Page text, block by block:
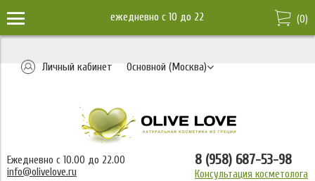
ежедневно c 10 до 22 (0)
Личный кабинет Основной (Москва)
Ежедневно с 10.00 до 22.00
info@olivelove.ru
8 (958) 687-53-98
Консультация косметолога